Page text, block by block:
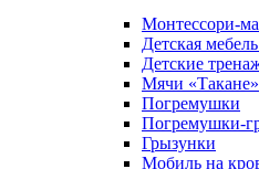
Монтессори-
Детская
Детские
Мячи «Такане»
Погремушки
Погремушки-
Грызунки
Мобиль на